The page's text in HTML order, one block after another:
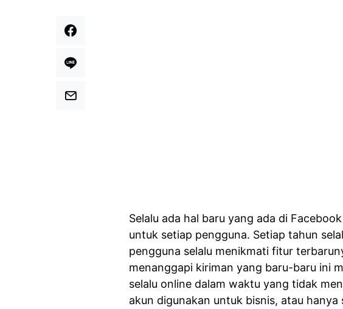
Selalu ada hal baru yang ada di
untuk setiap pengguna. Setiap tahun
pengguna selalu menikmati fitur
menanggapi kiriman yang baru-baru ini
selalu online dalam waktu yang tidak
akun digunakan untuk bisnis, atau